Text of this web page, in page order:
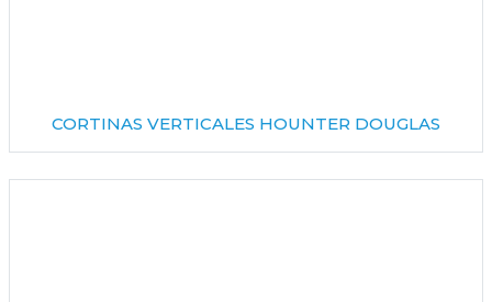
CORTINAS VERTICALES HOUNTER DOUGLAS